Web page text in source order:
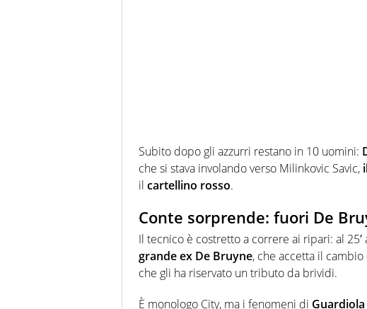
Subito dopo gli azzurri restano in 10 uomini:
che si stava involando verso Milinkovic Savic,
il cartellino rosso.
Conte sorprende: fuori De
Il tecnico è costretto a correre ai ripari: al
grande ex De Bruyne, che accetta il
che gli ha riservato un tributo da brividi.
È monologo City, ma i fenomeni di Guardiola